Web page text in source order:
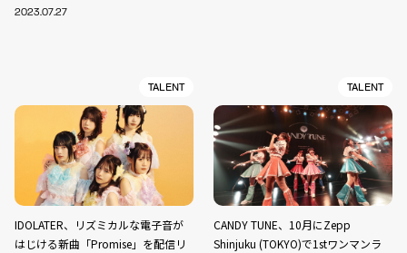
2023.07.27
TALENT
IDOLATER、リズミカルな電子音が
はじける新曲「Promise」を配信リ
TALENT
CANDY TUNE、10月にZepp
Shinjuku (TOKYO)で1stワンマンラ